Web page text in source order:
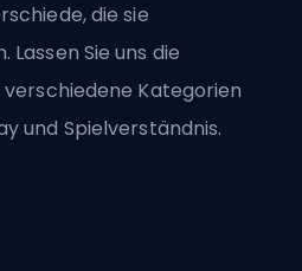
die sie
Sie uns die
Kategorien
und Spielverständnis.